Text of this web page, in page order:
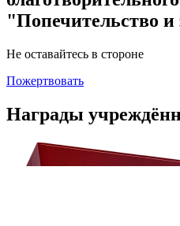
"Попечительство и
Не оставайтесь в стороне
Пожертвовать
Награды